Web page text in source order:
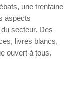
une trentaine
aspects
secteur. Des
livres blancs,
ouvert à tous.